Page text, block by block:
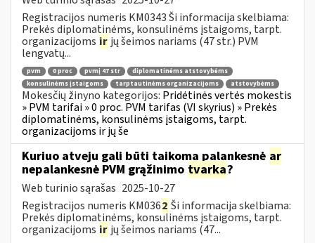
Registracijos numeris KM0343 Ši informacija skelbiama:
Prekės diplomatinėms, konsulinėms įstaigoms, tarpt.
organizacijoms ir jų šeimos nariams (47 str.) PVM
lengvatų...
pvm 0 proc pvmį 47 str
diplomatinėms atstovybėms
konsulinėms įstaigoms
tarptautinėms organizacijoms atstovybėms
Mokesčių žinyno kategorijos: Pridėtinės vertės mokestis
» PVM tarifai » 0 proc. PVM tarifas (VI skyrius) » Prekės
diplomatinėms, konsulinėms įstaigoms, tarpt.
organizacijoms ir jų še
Kuriuo atveju gali būti taikoma palankesnė ar
nepalankesnė PVM grąžinimo tvarka?
Web turinio sąrašas 2025-10-27
Registracijos numeris KM0362 Ši informacija skelbiama:
Prekės diplomatinėms, konsulinėms įstaigoms, tarpt.
organizacijoms ir jų šeimos nariams (47...